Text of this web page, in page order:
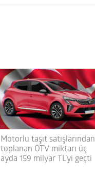
Motorlu taşıt satışlarından
toplanan ÖTV miktarı üç
ayda 159 milyar TL’yi geçti